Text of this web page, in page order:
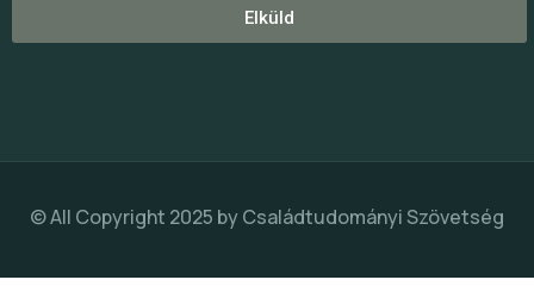
Elküld
© All Copyright 2025 byCsaládtudományi Szövetség